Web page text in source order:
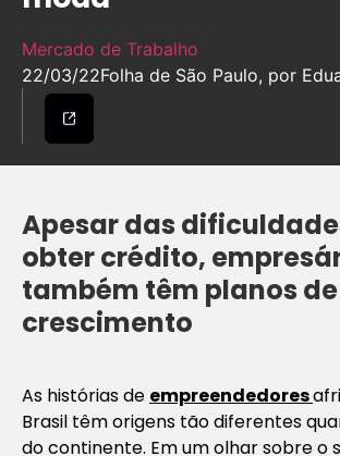
Mercado de Trabalho
22/03/22Folha de São Paulo, por
Apesar das
obter crédito,
também têm planos de
crescimento
As histórias de empreendedores
Brasil têm origens tão diferentes
do continente. Em um olhar sobre o